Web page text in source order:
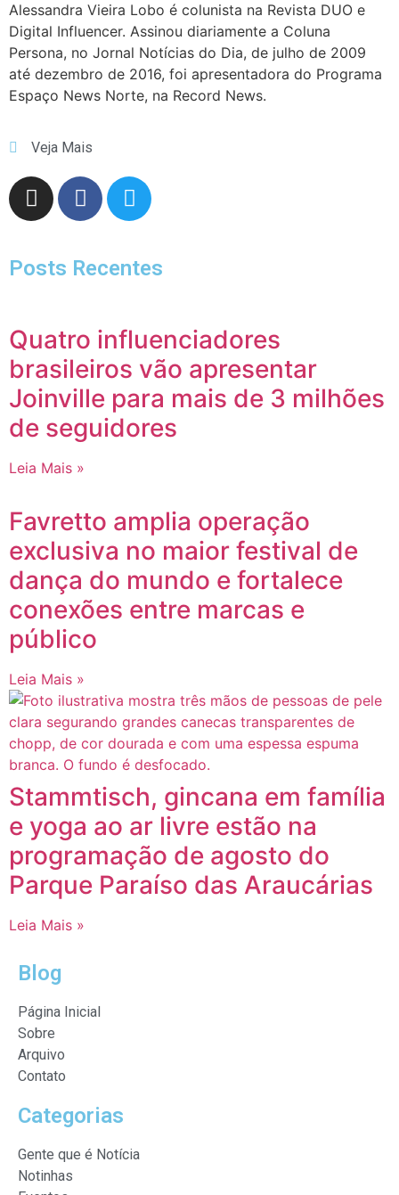
Alessandra Vieira Lobo é colunista na Revista DUO e
Digital Influencer. Assinou diariamente a Coluna
Persona, no Jornal Notícias do Dia, de julho de 2009
até dezembro de 2016, foi apresentadora do Programa
Espaço News Norte, na Record News.
Veja Mais
Posts Recentes
Quatro influenciadores
brasileiros vão apresentar
Joinville para mais de 3 milhões
de seguidores
Leia Mais »
Favretto amplia operação
exclusiva no maior festival de
dança do mundo e fortalece
conexões entre marcas e
público
Leia Mais »
Stammtisch, gincana em família
e yoga ao ar livre estão na
programação de agosto do
Parque Paraíso das Araucárias
Leia Mais »
Blog
Página Inicial
Sobre
Arquivo
Contato
Categorias
Gente que é Notícia
Notinhas